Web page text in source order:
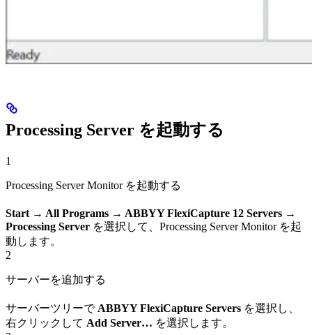
Processing Server を起動する
1
Processing Server Monitor を起動する
Start → All Programs → ABBYY FlexiCapture 12 Servers →
Processing Server を選択して、Processing Server Monitor を起
動します。
2
サーバーを追加する
サーバーツリーで ABBYY FlexiCapture Servers を選択し、
右クリックして Add Server… を選択します。